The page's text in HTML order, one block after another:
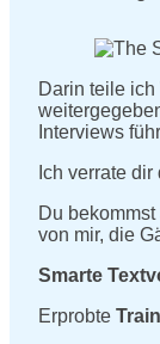
Darin teile
Interviews
Ich verrate dir
Du bekommst
von mir, die
Smarte
Erprobte